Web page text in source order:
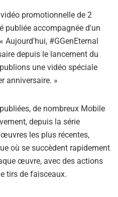
promotionnelle de 2
publiée accompagnée d'un
Aujourd'hui, #GGenEternal
depuis le lancement du
une vidéo spéciale
anniversaire. »
de nombreux Mobile
depuis la série
les plus récentes,
où se succèdent rapidement
œuvre, avec des actions
tirs de faisceaux.